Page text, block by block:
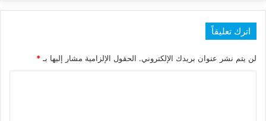
اترك تعليقاً
لن يتم نشر عنوان بريدك الإلكتروني. الحقول الإلزامية مشار إليها بـ *